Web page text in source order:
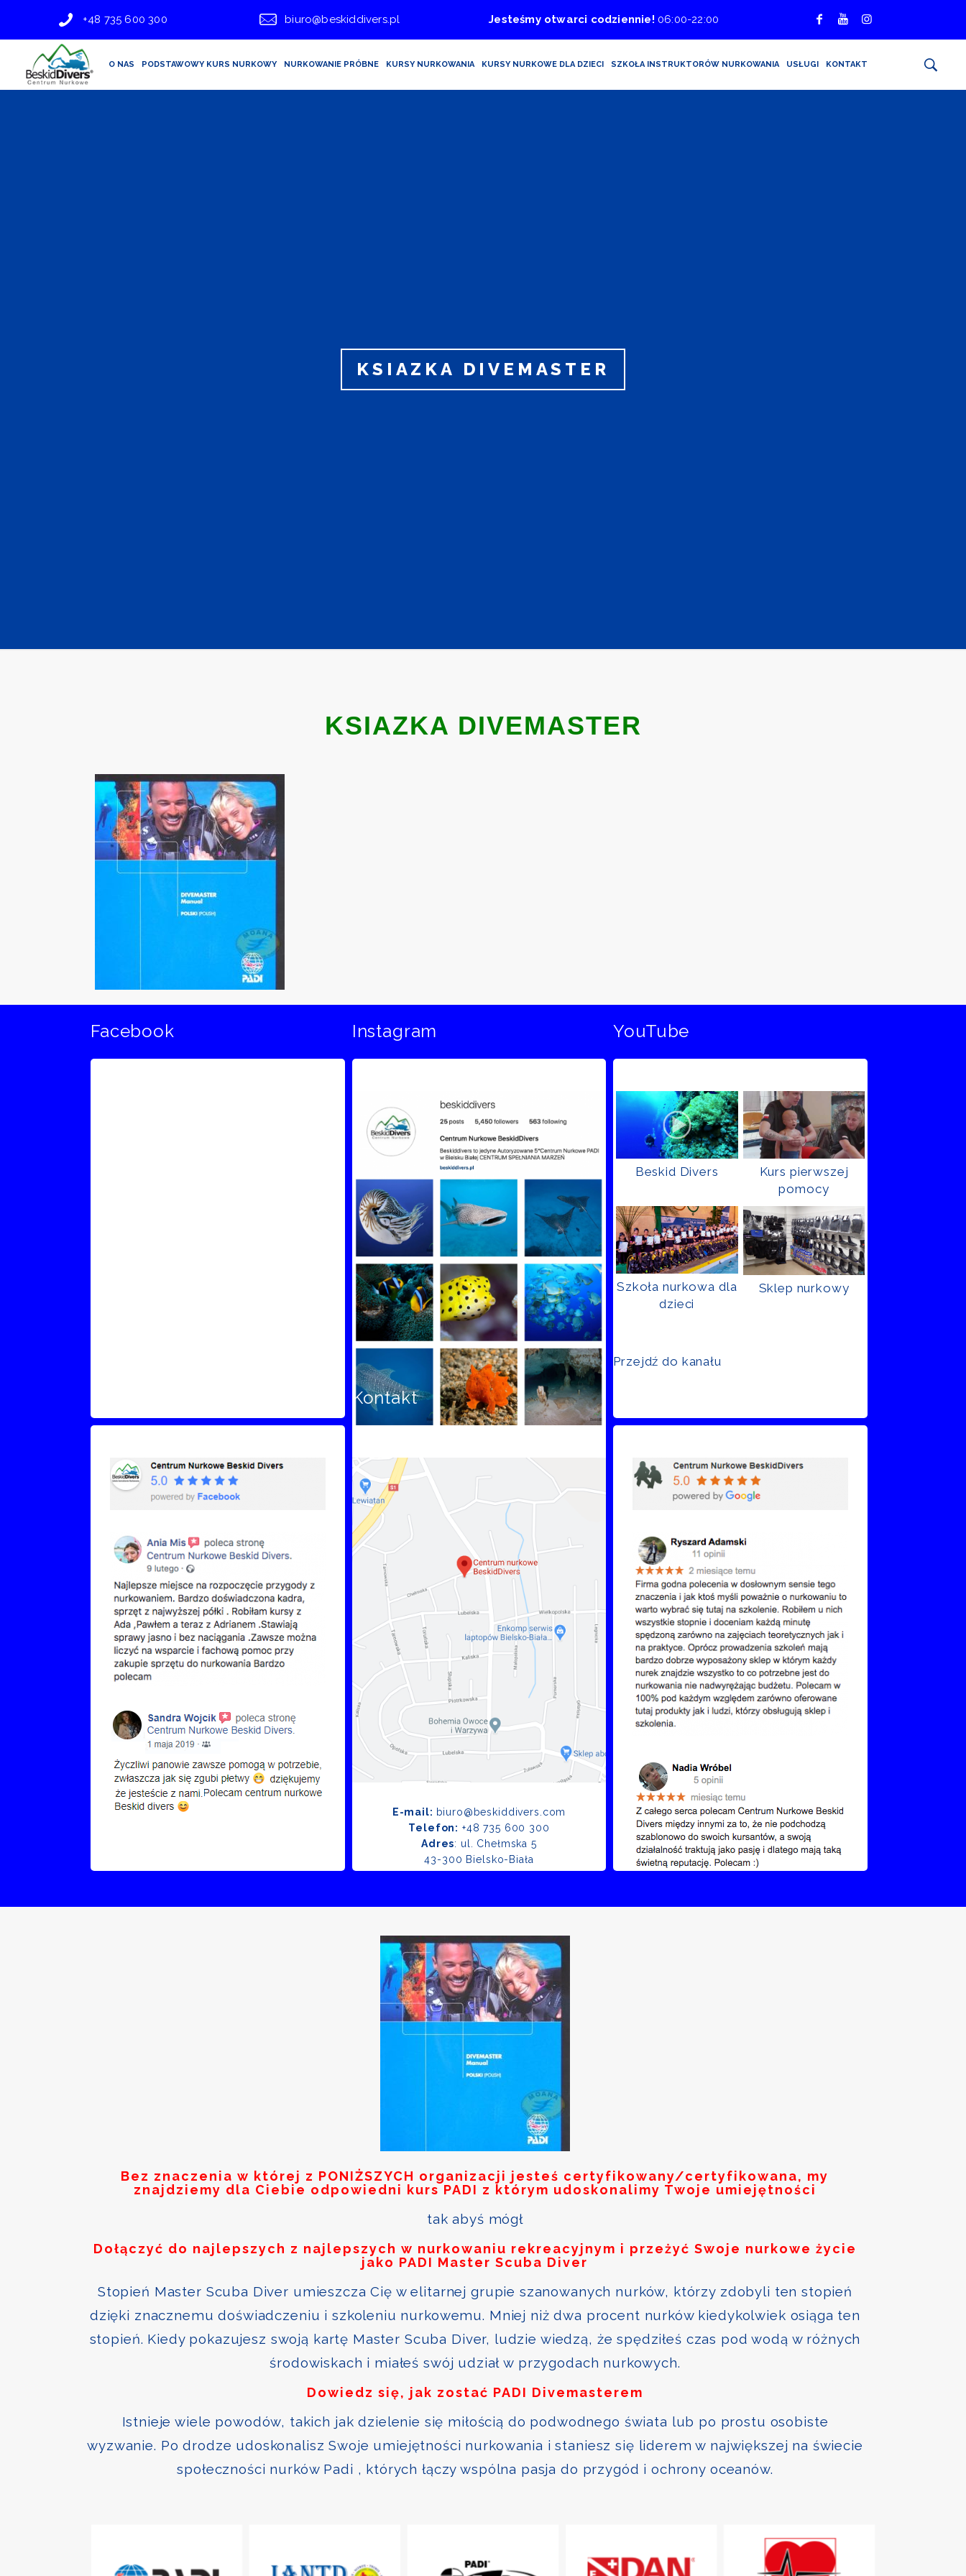
+48 735 600 300 biuro@beskiddivers.pl Jesteśmy otwarci codziennie! 06:00-22:00
O NAS PODSTAWOWY KURS NURKOWY NURKOWANIE PRÓBNE KURSY NURKOWANIA KURSY NURKOWE DLA DZIECI SZKOŁA INSTRUKTORÓW NURKOWANIA USŁUGI KONTAKT
KSIAZKA DIVEMASTER
KSIAZKA DIVEMASTER
Facebook Instagram YouTube
Beskid Divers
Kurs pierwszej
pomocy
Szkoła nurkowa dla
dzieci
Sklep nurkowy
Przejdź do kanału
Kontakt
E-mail: biuro@beskiddivers.com
Telefon: +48 735 600 300
Adres: ul. Chełmska 5
43-300 Bielsko-Biała
Bez znaczenia w której z PONIŻSZYCH organizacji jesteś certyfikowany/certyfikowana, my
znajdziemy dla Ciebie odpowiedni kurs PADI z którym udoskonalimy Twoje umiejętności
tak abyś mógł
Dołączyć do najlepszych z najlepszych w nurkowaniu rekreacyjnym i przeżyć Swoje nurkowe życie
jako PADI Master Scuba Diver
Stopień Master Scuba Diver umieszcza Cię w elitarnej grupie szanowanych nurków, którzy zdobyli ten stopień
dzięki znacznemu doświadczeniu i szkoleniu nurkowemu. Mniej niż dwa procent nurków kiedykolwiek osiąga ten
stopień. Kiedy pokazujesz swoją kartę Master Scuba Diver, ludzie wiedzą, że spędziłeś czas pod wodą w różnych
środowiskach i miałeś swój udział w przygodach nurkowych.
Dowiedz się, jak zostać PADI Divemasterem
Istnieje wiele powodów, takich jak dzielenie się miłością do podwodnego świata lub po prostu osobiste
wyzwanie. Po drodze udoskonalisz Swoje umiejętności nurkowania i staniesz się liderem w największej na świecie
społeczności nurków Padi , których łączy wspólna pasja do przygód i ochrony oceanów.